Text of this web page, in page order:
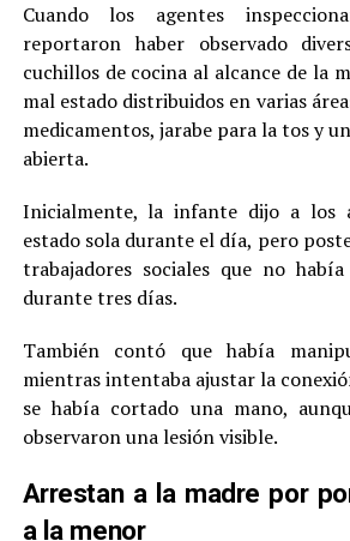
Cuando los agentes
reportaron haber observado
cuchillos de cocina al alcance de la
mal estado distribuidos en varias
medicamentos, jarabe para la tos y
abierta.
Inicialmente, la infante dijo a los
estado sola durante el día, pero
trabajadores sociales que no
durante tres días.
También contó que había
mientras intentaba ajustar la
se había cortado una mano,
observaron una lesión visible.
Arrestan a la madre por
a la menor